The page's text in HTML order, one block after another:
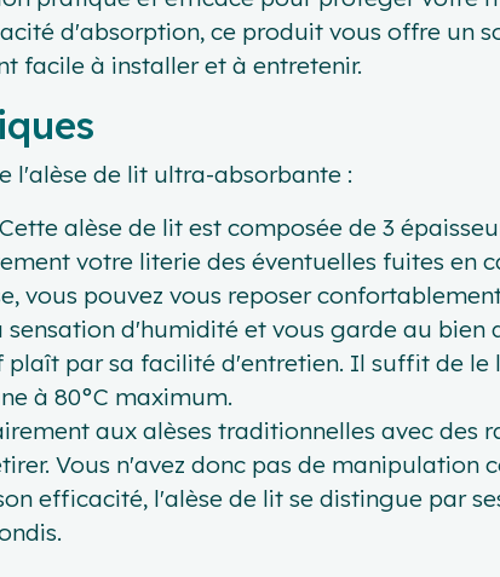
d'absorption, ce produit vous offre un
facile à installer et à entretenir.
l'alèse de lit ultra-absorbante :
alèse de lit est composée de 3
votre literie des éventuelles fuites en
vous pouvez vous reposer
d'humidité et vous garde au bien
par sa facilité d'entretien. Il suffit de le
à 80°C maximum.
aux alèses traditionnelles avec des
Vous n'avez donc pas de manipulation
efficacité, l'alèse de lit se distingue par